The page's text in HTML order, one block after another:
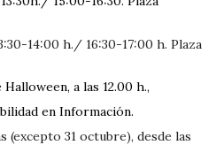
14:00 h./ 16:30-17:00 h. Plaza
a las 12.00 h.,
en Información.
(excepto 31 octubre), desde las